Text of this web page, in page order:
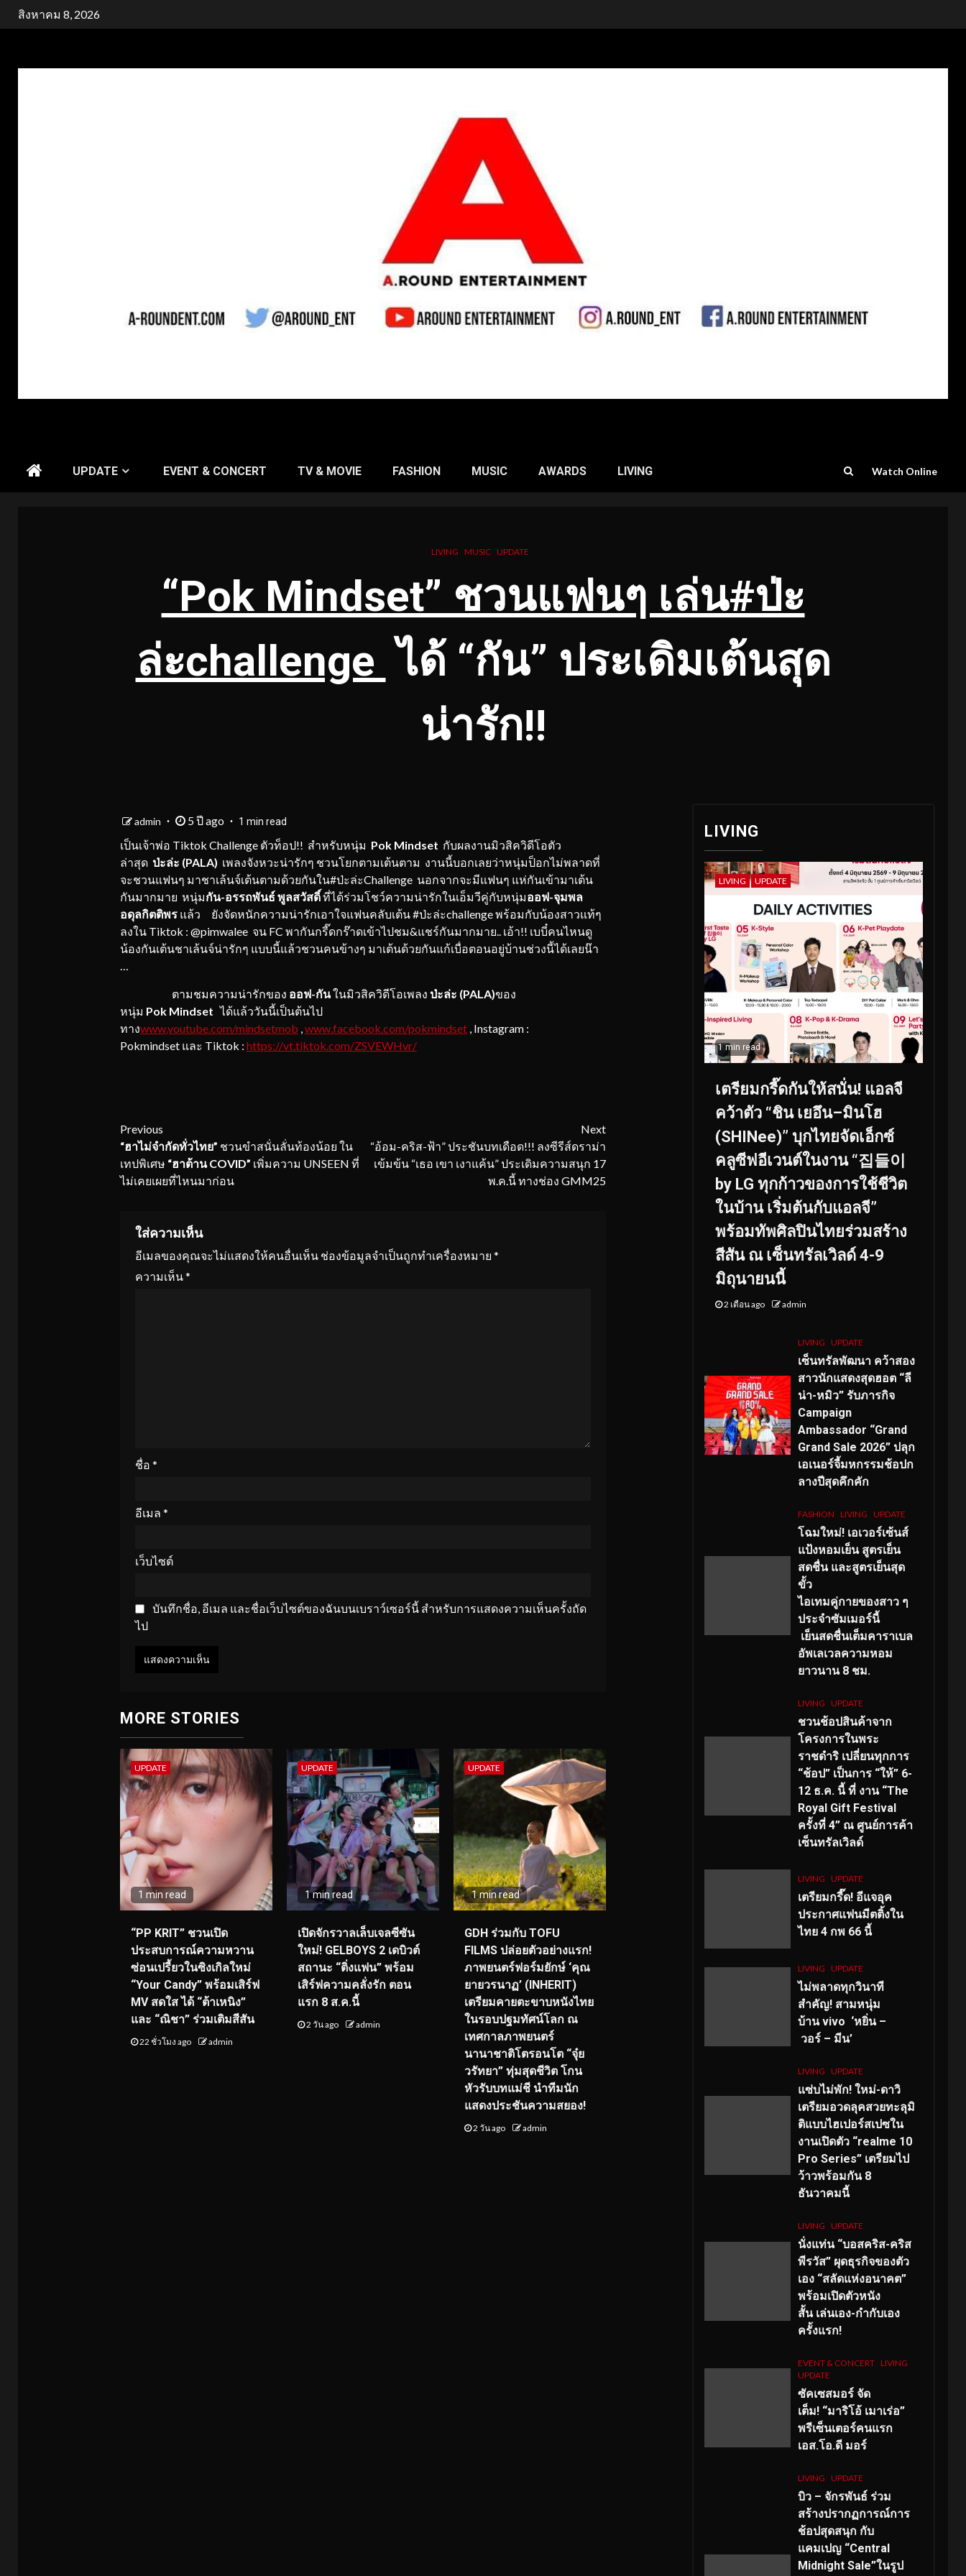
Skipสิงหาคม 8, 2026
UPDATE EVENT & CONCERT TV & MOVIE FASHION MUSIC AWARDS LIVING Watch Online
LIVING MUSIC UPDATE
“Pok Mindset” ชวนแฟนๆ เล่น#ป่ะ
ล่ะchallenge ได้ “กัน” ประเดิมเต้นสุด
น่ารัก!!
admin 5 ปี ago 1 min read
เป็นเจ้าพ่อ Tiktok Challenge ตัวท็อป!! สำหรับหนุ่ม Pok Mindset กับผลงานมิวสิควิดีโอตัว
ล่าสุด ป่ะล่ะ (PALA) เพลงจังหวะน่ารักๆ ชวนโยกตามเต้นตาม งานนี้บอกเลยว่าหนุ่มป็อกไม่พลาดที่
จะชวนแฟนๆ มาชาเล้นจ์เต้นตามด้วยกันใน#ป่ะล่ะChallenge นอกจากจะมีแฟนๆ แห่กันเข้ามาเต้น
กันมากมาย หนุ่มกัน-อรรถพันธ์ พูลสวัสดิ์ที่ได้ร่วมโชว์ความน่ารักในเอ็มวีคู่กับหนุ่มออฟ-จุมพล
อดุลกิตติพรแล้ว ยังจัดหนักความน่ารักเอาใจแฟนคลับเต้น #ป่ะล่ะchallenge พร้อมกับน้องสาวแท้ๆ
ลงใน Tiktok : @pimwalee จน FC พากันกรี๊ดกร๊าดเข้าไปชม&แชร์กันมากมาย.. เอ้า!! เบบี๋คนไหนดู
น้องกันเต้นชาเล้นจ์น่ารักๆ แบบนี้แล้วชวนคนข้างๆ มาเต้นด้วยกันแก้เบื่อตอนอยู่บ้านช่วงนี้ได้เลยน๊า
…
ตามชมความน่ารักของ ออฟ-กันในมิวสิควิดีโอเพลง ป่ะล่ะ (PALA)ของ
หนุ่ม Pok Mindset ได้แล้ววันนี้เป็นต้นไป
ทางwww.youtube.com/mindsetmob ,www.facebook.com/pokmindset, Instagram :
Pokmindset และ Tiktok : https://vt.tiktok.com/ZSVEWHvr/
Continue
Reading
Previous
“ฮาไม่จำกัดทั่วไทย” ชวนขำสนั่นลั่นท้องน้อย ใน
เทปพิเศษ “ฮาต้านCOVID” เพิ่มความ UNSEEN ที่
ไม่เคยเผยที่ไหนมาก่อน
Next
“อ้อม-คริส-ฟ้า” ประชันบทเดือด!!! ลงซีรีส์ดราม่า
เข้มข้น “เธอ เขา เงาแค้น” ประเดิมความสนุก 17
พ.ค.นี้ ทางช่อง GMM25
ใส่ความเห็น
อีเมลของคุณจะไม่แสดงให้คนอื่นเห็น ช่องข้อมูลจำเป็นถูกทำเครื่องหมาย *
ความเห็น*
ชื่อ *
อีเมล *
เว็บไซต์
บันทึกชื่อ, อีเมล และชื่อเว็บไซต์ของฉันบนเบราว์เซอร์นี้ สำหรับการแสดงความเห็นครั้งถัด
ไป
MORE STORIES
UPDATE
1 min read
“PP KRIT” ชวนเปิด
ประสบการณ์ความหวาน
ซ่อนเปรี้ยวในซิงเกิลใหม่
“Your Candy” พร้อมเสิร์ฟ
MV สดใส ได้ “ต้าเหนิง”
และ “ณิชา” ร่วมเติมสีสัน
22 ชั่วโมง ago admin
UPDATE
1 min read
เปิดจักรวาลเล็บเจลซีซัน
ใหม่! GELBOYS 2 เดบิวต์
สถานะ “ติ่งแฟน” พร้อม
เสิร์ฟความคลั่งรัก ตอน
แรก 8 ส.ค.นี้
2 วัน ago admin
UPDATE
1 min read
GDH ร่วมกับ TOFU
FILMS ปล่อยตัวอย่างแรก!
ภาพยนตร์ฟอร์มยักษ์ ‘คุณ
ยายวรนาฏ’ (INHERIT)
เตรียมคายตะขาบหนังไทย
ในรอบปฐมทัศน์โลก ณ
เทศกาลภาพยนตร์
นานาชาติโตรอนโต “จุ๋ย
วรัทยา” ทุ่มสุดชีวิต โกน
หัวรับบทแม่ชี นำทีมนัก
แสดงประชันความสยอง!
2 วัน ago admin
LIVING
LIVING UPDATE
1 min read
เตรียมกรี๊ดกันให้สนั่น! แอลจี
คว้าตัว “ชิน เยอึน–มินโฮ
(SHINee)” บุกไทยจัดเอ็กซ์
คลูซีฟอีเวนต์ในงาน “집들이
by LG ทุกก้าวของการใช้ชีวิต
ในบ้าน เริ่มต้นกับแอลจี”
พร้อมทัพศิลปินไทยร่วมสร้าง
สีสัน ณ เซ็นทรัลเวิลด์ 4-9
มิถุนายนนี้
2 เดือน ago admin
LIVING UPDATE
เซ็นทรัลพัฒนา คว้าสอง
สาวนักแสดงสุดฮอต “ลี
น่า-หมิว” รับภารกิจ
Campaign
Ambassador “Grand
Grand Sale 2026” ปลุก
เอเนอร์จี้มหกรรมช้อปก
ลางปีสุดคึกคัก
FASHION LIVING UPDATE
โฉมใหม่! เอเวอร์เซ้นส์
แป้งหอมเย็น สูตรเย็น
สดชื่น และสูตรเย็นสุด
ขั้ว
ไอเทมคู่กายของสาว ๆ
ประจำซัมเมอร์นี้
เย็นสดชื่นเต็มคาราเบล
อัพเลเวลความหอม
ยาวนาน 8 ชม.
LIVING UPDATE
ชวนช้อปสินค้าจาก
โครงการในพระ
ราชดำริ เปลี่ยนทุกการ
“ช้อป” เป็นการ “ให้” 6-
12 ธ.ค. นี้ ที่ งาน “The
Royal Gift Festival
ครั้งที่ 4” ณ ศูนย์การค้า
เซ็นทรัลเวิลด์
LIVING UPDATE
เตรียมกรี๊ด! อีแจอุค
ประกาศแฟนมีตติ้งใน
ไทย 4 กพ 66 นี้
LIVING UPDATE
ไม่พลาดทุกวินาที
สำคัญ! สามหนุ่ม
บ้าน vivo ‘หยิ่น –
วอร์ – มีน’
LIVING UPDATE
แซ่บไม่พัก! ใหม่-ดาวิ
เตรียมอวดลุคสวยทะลุมิ
ติแบบไฮเปอร์สเปซใน
งานเปิดตัว “realme 10
Pro Series” เตรียมไป
ว้าวพร้อมกัน 8
ธันวาคมนี้
LIVING UPDATE
นั่งแท่น “บอสคริส-คริส
พีรวัส” ผุดธุรกิจของตัว
เอง “สลัดแห่งอนาคต”
พร้อมเปิดตัวหนัง
สั้น เล่นเอง-กำกับเอง
ครั้งแรก!
EVENT & CONCERT LIVING
UPDATE
ซัคเซสมอร์ จัด
เต็ม! “มาริโอ้ เมาเร่อ”
พรีเซ็นเตอร์คนแรก
เอส.โอ.ดี มอร์
LIVING UPDATE
บิว – จักรพันธ์ ร่วม
สร้างปรากฏการณ์การ
ช้อปสุดสนุก กับ
แคมเปญ “Central
Midnight Sale”ในรูป